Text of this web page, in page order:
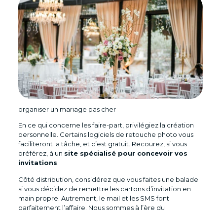
organiser un mariage pas cher
En ce qui concerne les faire-part, privilégiez la création
personnelle. Certains logiciels de retouche photo vous
faciliteront la tâche, et c’est gratuit. Recourez, si vous
préférez, à un site spécialisé pour concevoir vos
invitations
Côté distribution, considérez que vous faites une balade
si vous décidez de remettre les cartons d’invitation en
main propre. Autrement, le mail et les SMS font
parfaitement l’affaire. Nous sommes à l’ère du